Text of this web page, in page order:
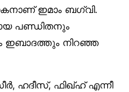
ഇമാം ബഗ്‌വി.
പണ്ഡിതനും
നിറഞ്ഞ
ഹദീസ്, ഫിഖ്ഹ് എന്നീ